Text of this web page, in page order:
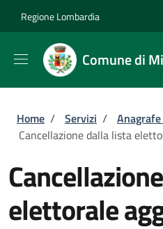
Regione Lombardia
Comune di
Briciole di pane
Home / Servizi /
Cancellazione dalla lista
elettorale